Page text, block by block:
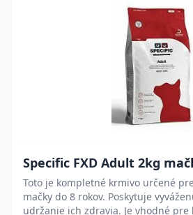
Specific FXD Adult 2kg
Toto je kompletné krmivo určené
mačky do 8 rokov. Poskytuje
udržanie ich zdravia. Je vhodné pre